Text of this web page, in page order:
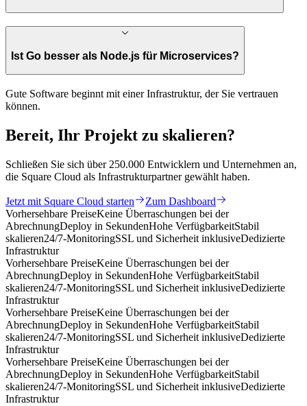
Ist Go besser als Node.js für Microservices?
Gute Software beginnt mit einer Infrastruktur, der Sie vertrauen
können.
Bereit, Ihr Projekt zu skalieren?
Schließen Sie sich über 250.000 Entwicklern und Unternehmen an,
die Square Cloud als Infrastrukturpartner gewählt haben.
Jetzt mit Square Cloud starten
Zum Dashboard
Vorhersehbare PreiseKeine Überraschungen bei der
AbrechnungDeploy in SekundenHohe VerfügbarkeitStabil
skalieren24/7-MonitoringSSL und Sicherheit inklusiveDedizierte
Infrastruktur
Vorhersehbare PreiseKeine Überraschungen bei der
AbrechnungDeploy in SekundenHohe VerfügbarkeitStabil
skalieren24/7-MonitoringSSL und Sicherheit inklusiveDedizierte
Infrastruktur
Vorhersehbare PreiseKeine Überraschungen bei der
AbrechnungDeploy in SekundenHohe VerfügbarkeitStabil
skalieren24/7-MonitoringSSL und Sicherheit inklusiveDedizierte
Infrastruktur
Vorhersehbare PreiseKeine Überraschungen bei der
AbrechnungDeploy in SekundenHohe VerfügbarkeitStabil
skalieren24/7-MonitoringSSL und Sicherheit inklusiveDedizierte
Infrastruktur